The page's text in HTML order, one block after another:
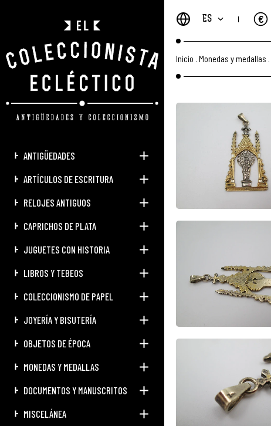
ANTIGÜEDADES
ARTÍCULOS DE ESCRITURA
RELOJES ANTIGUOS
CAPRICHOS DE PLATA
JUGUETES CON HISTORIA
LIBROS Y TEBEOS
COLECCIONISMO DE PAPEL
JOYERÍA Y BISUTERÍA
OBJETOS DE ÉPOCA
MONEDAS Y MEDALLAS
DOCUMENTOS Y MANUSCRITOS
MISCELÁNEA
ES €
Inicio Monedas y medallas